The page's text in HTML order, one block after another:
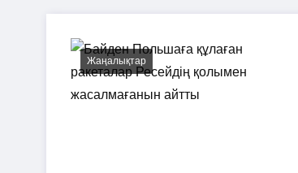
Жаңалықтар